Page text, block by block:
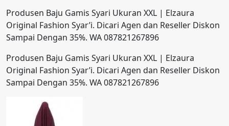
Produsen Baju Gamis Syari Ukuran XXL | Elzaura
Original Fashion Syar’i. Dicari Agen dan Reseller Diskon
Sampai Dengan 35%. WA 087821267896
Produsen Baju Gamis Syari Ukuran XXL | Elzaura
Original Fashion Syar’i. Dicari Agen dan Reseller Diskon
Sampai Dengan 35%. WA 087821267896